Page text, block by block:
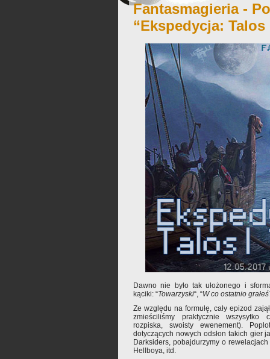
Fantasmagieria -
“Ekspedycja: Talos
Dawno nie było tak ułożonego i
kąciki: “Towarzyski“, “W co ostatnio
Ze względu na formułę, cały epizod
zmieściliśmy praktycznie wszysytko
rozpiska, swoisty ewenement).
dotyczących nowych odsłon takich gier
Darksiders, pobajdurzymy o
Hellboya, itd.